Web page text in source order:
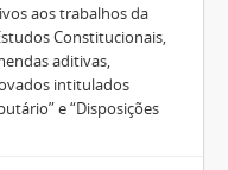
aos trabalhos da
Constitucionais,
aditivas,
intitulados
e “Disposições